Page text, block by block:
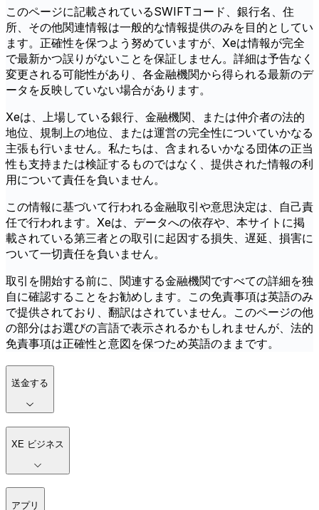
このページに記載されているSWIFTコード、銀行名、住
所、その他関連情報は一般的な情報提供のみを目的としてい
ます。正確性を保つよう努めていますが、Xeは情報が完全
で最新かつ誤りがないことを保証しません。詳細は予告なく
変更される可能性があり、各金融機関から得られる最新のデ
ータを反映していない場合があります。
Xeは、上場している銀行、金融機関、または仲介者の法的
地位、規制上の地位、または運営の完全性についていかなる
主張も行いません。私たちは、含まれるいかなる団体の正当
性も支持または検証するものではなく、提供された情報の利
用について責任を負いません。
この情報に基づいて行われる金融取引や意思決定は、自己責
任で行われます。Xeは、データへの依存や、本サイトに掲
載されている第三者との取引に起因する損失、遅延、損害に
ついて一切責任を負いません。
取引を開始する前に、関連する金融機関ですべての詳細を独
自に確認することをお勧めします。この免責事項は英語のみ
で提供されており、翻訳はされていません。このページの他
の部分はお選びの言語で表示されるかもしれませんが、法的
免責事項は正確性と意図を保つため英語のままです。
送金する
XE ビジネス
アプリ